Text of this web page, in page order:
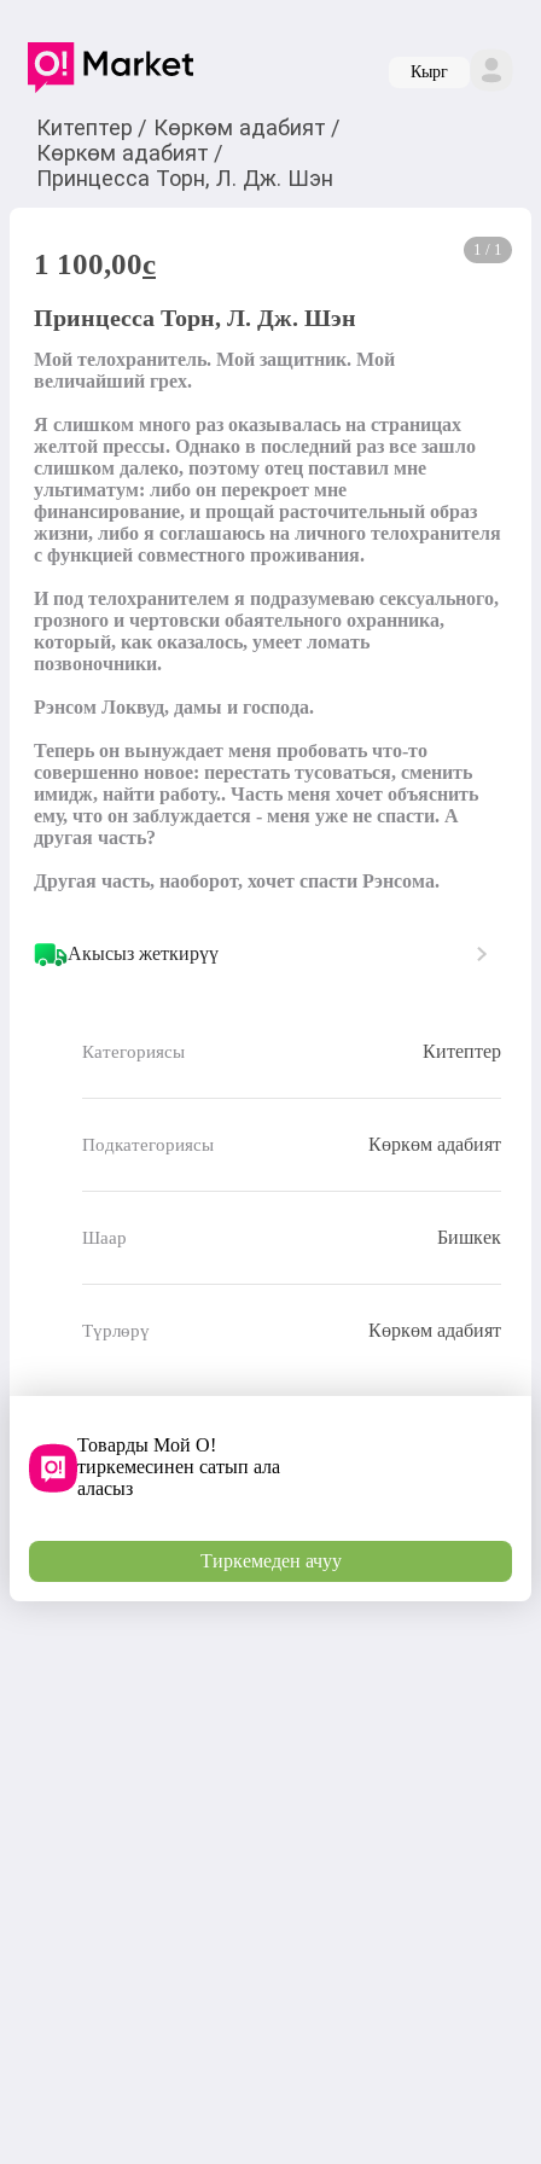
Кырг
Китептер / Көркөм адабият /
Көркөм адабият /
Принцесса Торн, Л. Дж. Шэн
1 / 1
1 100,00c
Принцесса Торн, Л. Дж. Шэн
Мой телохранитель. Мой защитник. Мой
величайший грех.
Я слишком много раз оказывалась на страницах
желтой прессы. Однако в последний раз все зашло
слишком далеко, поэтому отец поставил мне
ультиматум: либо он перекроет мне
финансирование, и прощай расточительный образ
жизни, либо я соглашаюсь на личного телохранителя
с функцией совместного проживания.
И под телохранителем я подразумеваю сексуального,
грозного и чертовски обаятельного охранника,
который, как оказалось, умеет ломать
позвоночники.
Рэнсом Локвуд, дамы и господа.
Теперь он вынуждает меня пробовать что-то
совершенно новое: перестать тусоваться, сменить
имидж, найти работу.. Часть меня хочет объяснить
ему, что он заблуждается - меня уже не спасти. А
другая часть?
Другая часть, наоборот, хочет спасти Рэнсома.
Акысыз жеткирүү
Категориясы Китептер
Подкатегориясы Көркөм адабият
Шаар Бишкек
Түрлөрү Көркөм адабият
Товарды Мой О!
тиркемесинен сатып ала
аласыз
Тиркемеден ачуу